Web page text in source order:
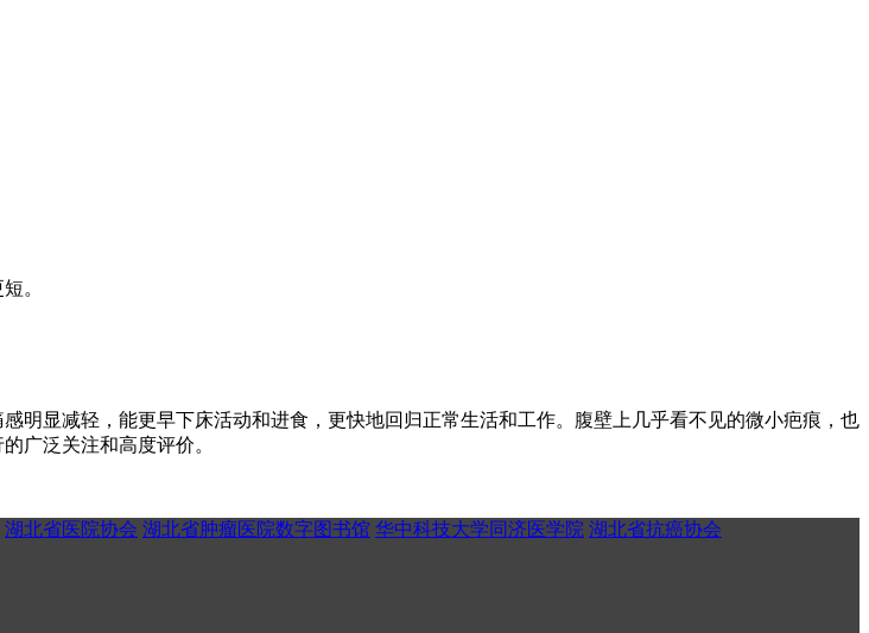
。
显减轻，能更早下床活动和进食，更快地回归正常生活和工作。腹壁上几乎看不见的微小疤痕，也
广泛关注和高度评价。
湖北省医院协会 湖北省肿瘤医院数字图书馆 华中科技大学同济医学院 湖北省抗癌协会